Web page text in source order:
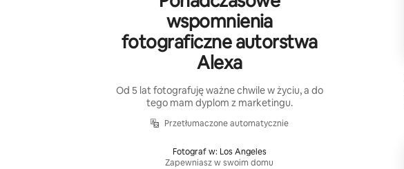
wspomnienia
fotograficzne autorstwa
Alexa
Od 5 lat fotografuję ważne chwile w życiu, a do
tego mam dyplom z marketingu.
Przetłumaczone automatycznie
Fotograf w: Los Angeles
Zapewniasz w swoim domu